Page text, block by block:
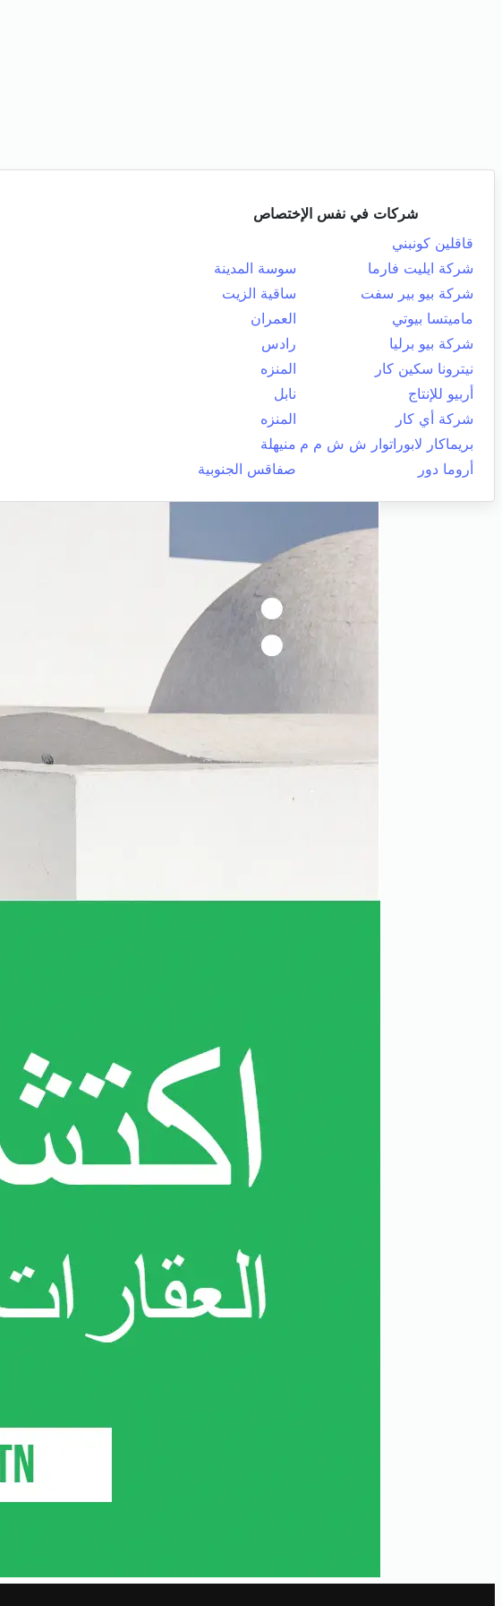
شركات في نفس الإختصاص
قاقلين كونبني
شركة ايليت فارما
سوسة المدينة
شركة بيو بير سفت
ساقية الزيت
ماميتسا بيوتي
العمران
شركة بيو برليا
رادس
نيترونا سكين كار
المنزه
أربيو للإنتاج
نابل
شركة أي كار
المنزه
بريماكار لابوراتوار ش ش م م منيهلة
أروما دور
صفاقس الجنوبية